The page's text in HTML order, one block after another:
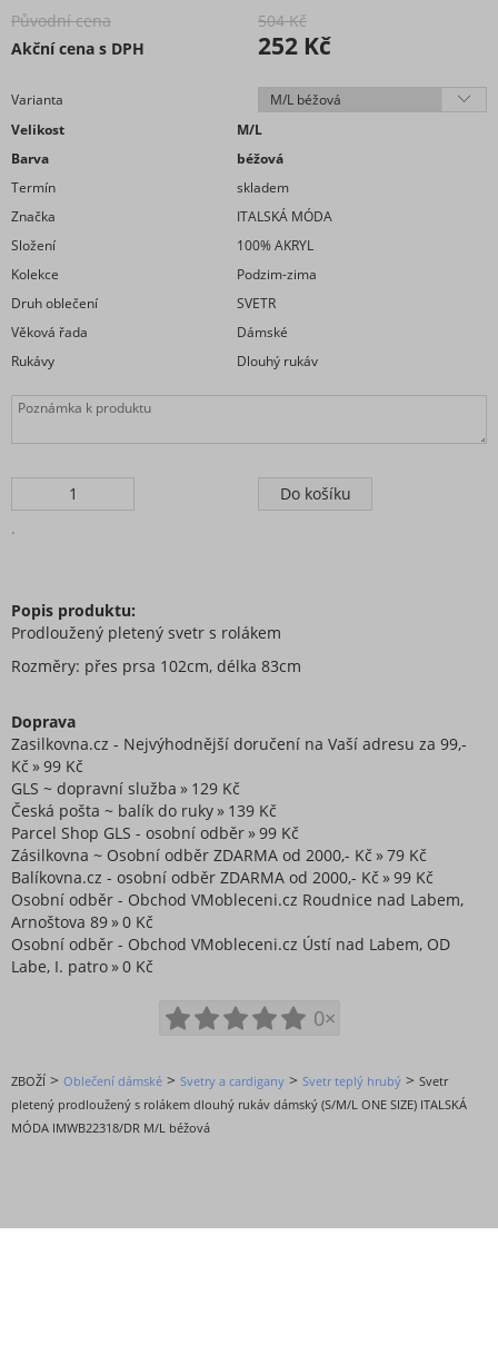
Overaly
Nadměrné velikosti
Obuv - Boty
Oblečení bez potisku
Extravagantní móda
Původní cena
504 Kč
Akční cena s DPH
252 Kč
Varianta
Velikost
M/L
Barva
béžová
Termín
skladem
Značka
ITALSKÁ MÓDA
Složení
100% AKRYL
Kolekce
Podzim-zima
Druh oblečení
SVETR
Věková řada
Dámské
Rukávy
Dlouhý rukáv
.
Popis produktu:
Prodloužený pletený svetr s rolákem
Rozměry: přes prsa 102cm, délka 83cm
Doprava
Zasilkovna.cz - Nejvýhodnější doručení na Vaší adresu za 99,-
Kč
99 Kč
GLS ~ dopravní služba
129 Kč
Česká pošta ~ balík do ruky
139 Kč
Parcel Shop GLS - osobní odběr
99 Kč
Zásilkovna ~ Osobní odběr ZDARMA od 2000,- Kč
79 Kč
Balíkovna.cz - osobní odběr ZDARMA od 2000,- Kč
99 Kč
Osobní odběr - Obchod VMobleceni.cz Roudnice nad Labem,
Arnoštova 89
0 Kč
Osobní odběr - Obchod VMobleceni.cz Ústí nad Labem, OD
Labe, I. patro
0 Kč
0×
ZBOŽÍ > Oblečení dámské > Svetry a cardigany > Svetr teplý hrubý > Svetr
pletený prodloužený s rolákem dlouhý rukáv dámský (S/M/L ONE SIZE) ITALSKÁ
MÓDA IMWB22318/DR M/L béžová